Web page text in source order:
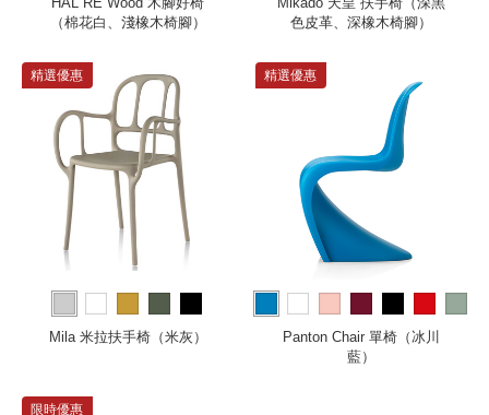
（棉花白、淺橡木椅腳）
色皮革、深橡木椅腳）
精選優惠
Mila 米拉扶手椅（米灰）
精選優惠
more
Panton Chair 單椅（冰川
藍）
限時優惠